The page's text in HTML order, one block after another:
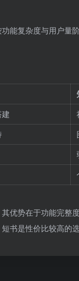
能复杂度与用户量
优势在于功能完整度
书是性价比较高的选